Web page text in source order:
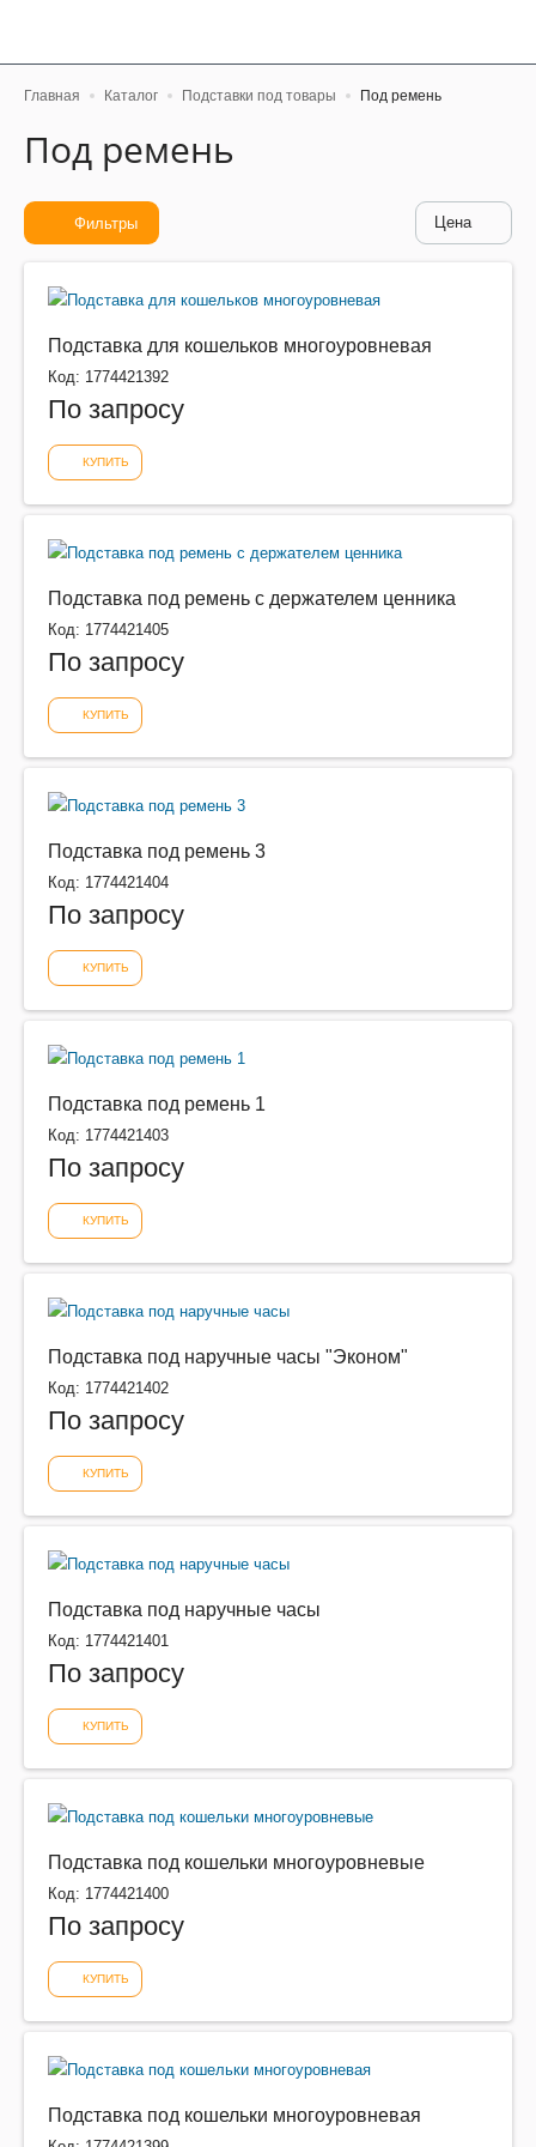
Главная Каталог Подставки под товары Под ремень
Под ремень
Фильтры Цена
Подставка для кошельков многоуровневая
Код: 1774421392
По запросу
КУПИТЬ
Подставка под ремень с держателем ценника
Код: 1774421405
По запросу
КУПИТЬ
Подставка под ремень 3
Код: 1774421404
По запросу
КУПИТЬ
Подставка под ремень 1
Код: 1774421403
По запросу
КУПИТЬ
Подставка под наручные часы "Эконом"
Код: 1774421402
По запросу
КУПИТЬ
Подставка под наручные часы
Код: 1774421401
По запросу
КУПИТЬ
Подставка под кошельки многоуровневые
Код: 1774421400
По запросу
КУПИТЬ
Подставка под кошельки многоуровневая